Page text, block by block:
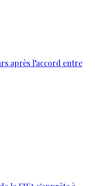
après l’accord entre